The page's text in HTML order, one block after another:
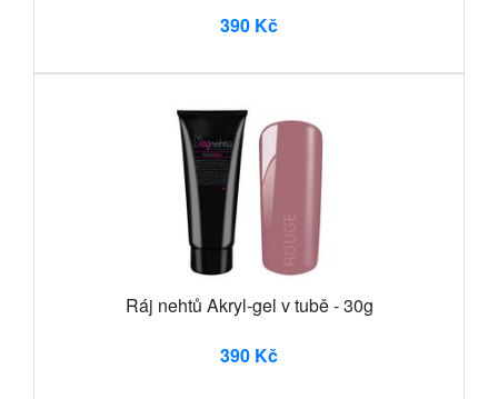
390 Kč
Ráj nehtů Akryl-gel v tubě - 30g
390 Kč